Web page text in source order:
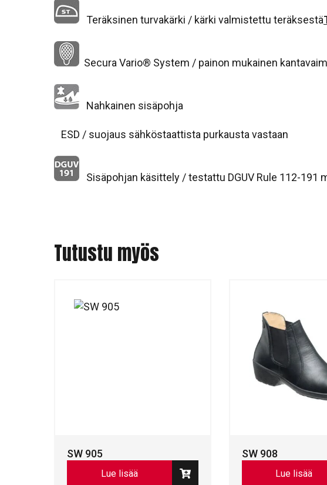
Teräksinen turvakärki / kärki valmistettu teräksestä
Secura Vario® System / painon mukainen
Nahkainen sisäpohja
ESD / suojaus sähköstaattista purkausta vastaan
Sisäpohjan käsittely / testattu DGUV Rule 112-191
Tutustu myös
SW 905
Lue lisää
SW 908
Lue lisää